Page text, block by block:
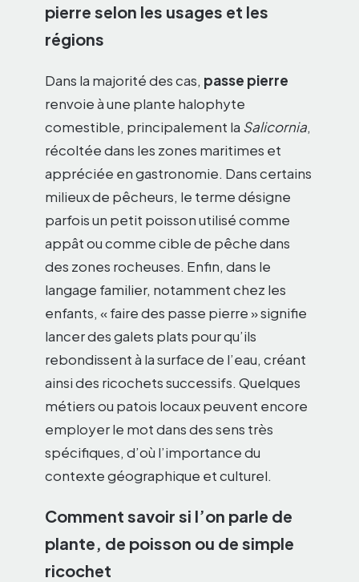
pierre selon les usages et les
régions
Dans la majorité des cas, passe pierre
renvoie à une plante halophyte
comestible, principalement la Salicornia,
récoltée dans les zones maritimes et
appréciée en gastronomie. Dans certains
milieux de pêcheurs, le terme désigne
parfois un petit poisson utilisé comme
appât ou comme cible de pêche dans
des zones rocheuses. Enfin, dans le
langage familier, notamment chez les
enfants, « faire des passe pierre » signifie
lancer des galets plats pour qu’ils
rebondissent à la surface de l’eau, créant
ainsi des ricochets successifs. Quelques
métiers ou patois locaux peuvent encore
employer le mot dans des sens très
spécifiques, d’où l’importance du
contexte géographique et culturel.
Comment savoir si l’on parle de
plante, de poisson ou de simple
ricochet